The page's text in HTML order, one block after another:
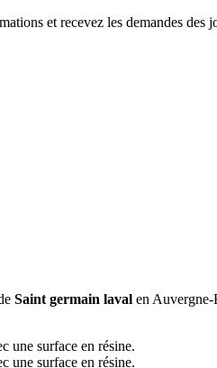
et recevez les demandes des
Saint germain laval en
une surface en résine.
une surface en résine.